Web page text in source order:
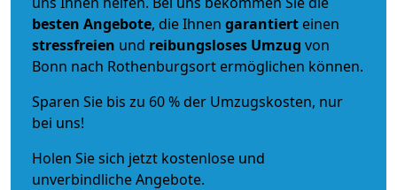
besten Angebote, die Ihnen garantiert einen
stressfreien und reibungsloses Umzug von
Bonn nach Rothenburgsort ermöglichen können.
Sparen Sie bis zu 60 % der Umzugskosten, nur
bei uns!
Holen Sie sich jetzt kostenlose und
unverbindliche Angebote.